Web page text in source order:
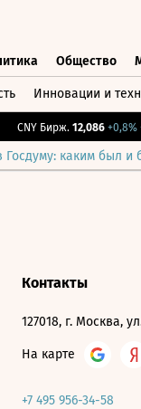
Общество
Инновации и
CNY Бирж. 12,086 +0,8%↑
каким был и
Контакты
127018, г. Москва,
На карте
+7 495 956-34-58